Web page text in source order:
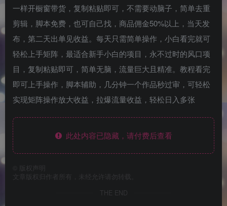
一样开橱窗带货，复制粘贴即可，不需要动脑子，简单去重
剪辑，脚本免费，也可自己找，商品佣金50%以上，当天发
布，第二天出单见收益。每天只需简单操作，小白看完就可
轻松上手矩阵，最适合新手小白的项目，永不过时的风口项
目，复制粘贴即可，简单无脑，流量巨大且精准。教程看完
即可上手操作，脚本辅助，几分钟一个作品秒过审，可轻松
实现矩阵操作放大收益，拉爆流量收益，轻松日入多张
此处内容已隐藏，请付费后查看
版权声明
文章版权归作者所有，未经允许请勿转载。
THE END